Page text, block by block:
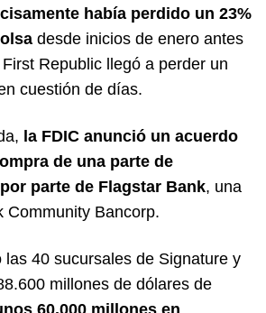
había perdido un 23%
desde inicios de enero antes
Republic llegó a perder un
cuestión de días.
la FDIC anunció un acuerdo
de una parte de
por parte de Flagstar Bank, una
Community Bancorp.
las 40 sucursales de Signature y
millones de dólares de
60.000 millones en